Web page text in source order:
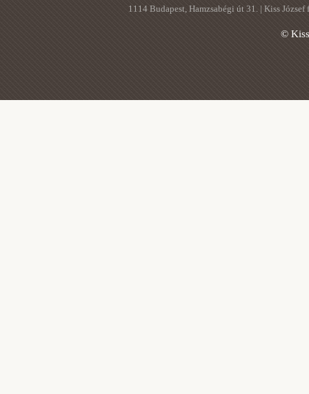
1114 Budapest, Hamzsabégi út 31. | Kiss
©